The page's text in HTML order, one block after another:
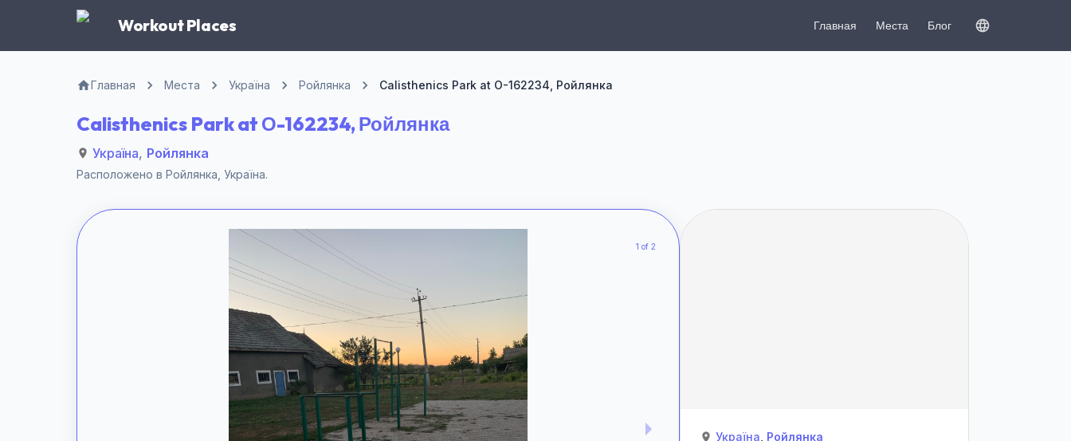
Workout Places Главная Места Блог
Главная Места Україна Ройлянка Calisthenics Park at О-162234, Ройлянка
Calisthenics Park at О-162234, Ройлянка
Україна, Ройлянка
Расположено в Ройлянка Україна.
1 of 2
Україна Ройлянка